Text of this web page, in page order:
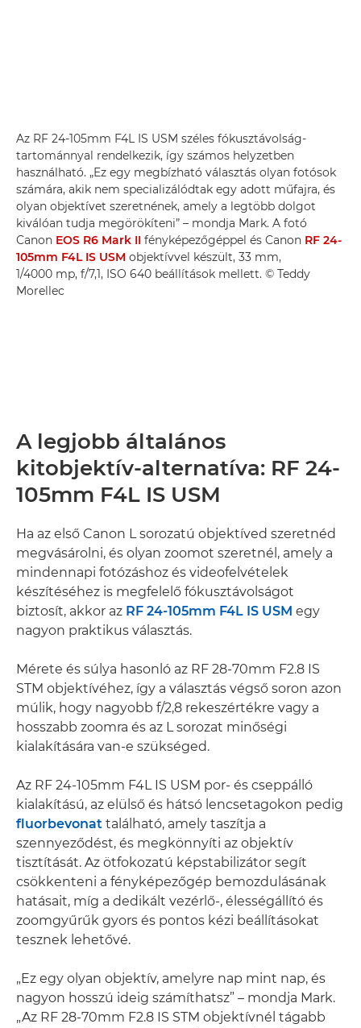
Az RF 24-105mm F4L IS USM széles fókusztávolság-
tartománnyal rendelkezik, így számos helyzetben
használható. „Ez egy megbízható választás olyan fotósok
számára, akik nem specializálódtak egy adott műfajra, és
olyan objektívet szeretnének, amely a legtöbb dolgot
kiválóan tudja megörökíteni” – mondja Mark. A fotó
Canon EOS R6 Mark II fényképezőgéppel és Canon RF 24-
105mm F4L IS USM objektívvel készült, 33 mm,
1/4000 mp, f/7,1, ISO 640 beállítások mellett. © Teddy
Morellec
A legjobb általános
kitobjektív-alternatíva: RF 24-
105mm F4L IS USM
Ha az első Canon L sorozatú objektíved szeretnéd
megvásárolni, és olyan zoomot szeretnél, amely a
mindennapi fotózáshoz és videofelvételek
készítéséhez is megfelelő fókusztávolságot
biztosít, akkor az RF 24-105mm F4L IS USM egy
nagyon praktikus választás.
Mérete és súlya hasonló az RF 28-70mm F2.8 IS
STM objektívéhez, így a választás végső soron azon
múlik, hogy nagyobb f/2,8 rekeszértékre vagy a
hosszabb zoomra és az L sorozat minőségi
kialakítására van-e szükséged.
Az RF 24-105mm F4L IS USM por- és cseppálló
kialakítású, az elülső és hátsó lencsetagokon pedig
fluorbevonat található, amely taszítja a
szennyeződést, és megkönnyíti az objektív
tisztítását. Az ötfokozatú képstabilizátor segít
csökkenteni a fényképezőgép bemozdulásának
hatásait, míg a dedikált vezérlő-, élességállító és
zoomgyűrűk gyors és pontos kézi beállításokat
tesznek lehetővé.
„Ez egy olyan objektív, amelyre nap mint nap, és
nagyon hosszú ideig számíthatsz” – mondja Mark.
„Az RF 28-70mm F2.8 IS STM objektívnél tágabb